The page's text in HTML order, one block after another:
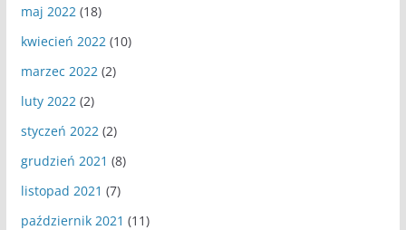
maj 2022 (18)
kwiecień 2022 (10)
marzec 2022 (2)
luty 2022 (2)
styczeń 2022 (2)
grudzień 2021 (8)
listopad 2021 (7)
październik 2021 (11)